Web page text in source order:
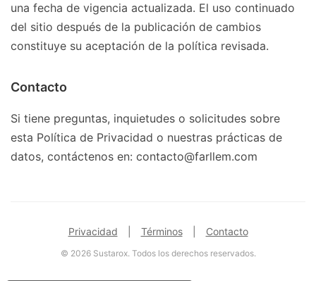
una fecha de vigencia actualizada. El uso continuado
del sitio después de la publicación de cambios
constituye su aceptación de la política revisada.
Contacto
Si tiene preguntas, inquietudes o solicitudes sobre
esta Política de Privacidad o nuestras prácticas de
datos, contáctenos en: contacto@farllem.com
Privacidad Términos Contacto
© 2026 Sustarox. Todos los derechos reservados.